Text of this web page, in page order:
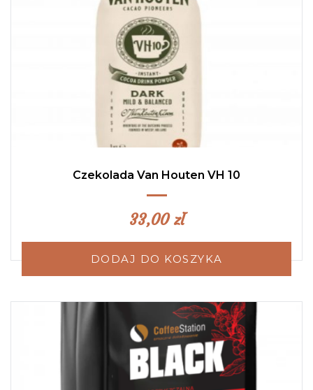
Czekolada Van Houten VH 10
33,00zł
DODAJ DO KOSZYKA